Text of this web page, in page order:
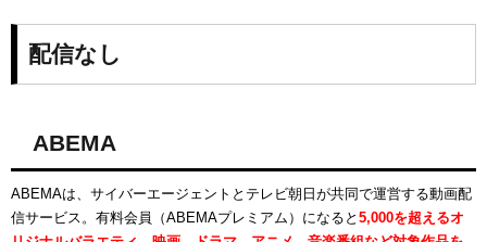
配信なし
ABEMA
ABEMAは、サイバーエージェントとテレビ朝日が共同で運営する動画配
信サービス。有料会員（ABEMAプレミアム）になると 5,000を超えるオ